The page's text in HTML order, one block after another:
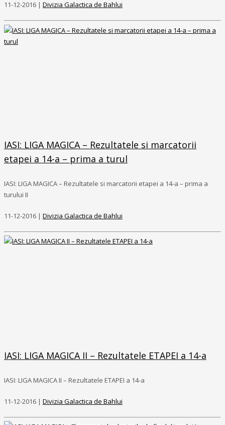
11-12-2016 | Divizia Galactica de Bahlui
IASI: LIGA MAGICA – Rezultatele si marcatorii
etapei a 14-a – prima a turul
IASI: LIGA MAGICA – Rezultatele si marcatorii etapei a 14-a – prima a
turului II
11-12-2016 | Divizia Galactica de Bahlui
IASI: LIGA MAGICA II – Rezultatele ETAPEI a 14-a
IASI: LIGA MAGICA II – Rezultatele ETAPEI a 14-a
11-12-2016 | Divizia Galactica de Bahlui